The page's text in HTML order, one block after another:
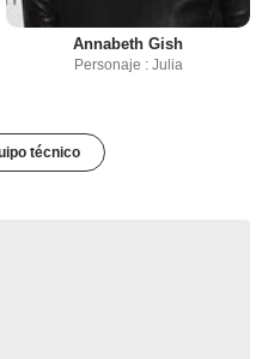
Annabeth Gish
Personaje : Julia
técnico